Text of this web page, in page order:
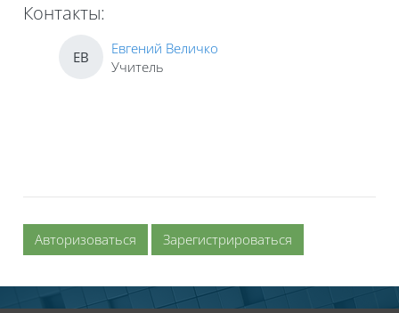
Контакты:
ЕВ
Евгений Величко
Учитель
Авторизоваться Зарегистрироваться